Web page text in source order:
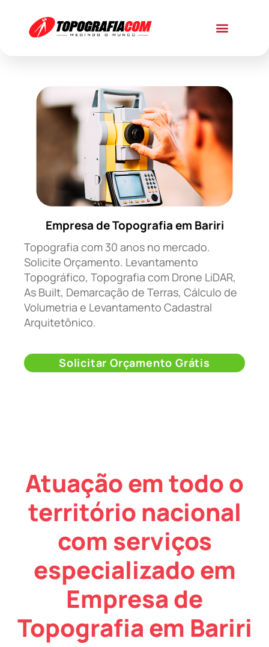
Empresa de Topografia em Bariri
Topografia com 30 anos no mercado.
Solicite Orçamento. Levantamento
Topográfico, Topografia com Drone LiDAR,
As Built, Demarcação de Terras, Cálculo de
Volumetria e Levantamento Cadastral
Arquitetônico.
Solicitar Orçamento Grátis
Atuação em todo o
território nacional
com serviços
especializado em
Empresa de
Topografia em Bariri